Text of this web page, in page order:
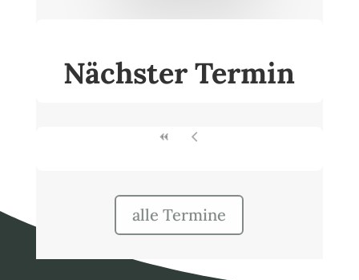
Nächster Termin
alle Termine